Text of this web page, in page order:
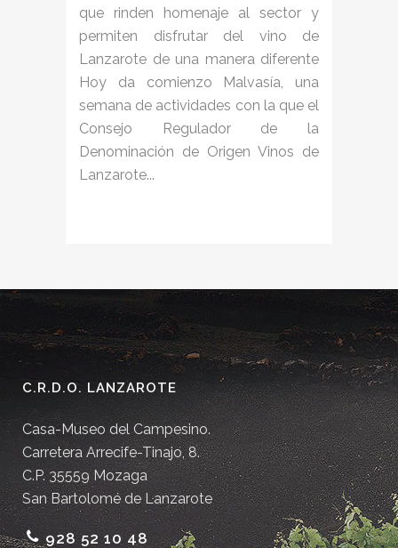
que rinden homenaje al sector y
permiten disfrutar del vino de
Lanzarote de una manera diferente
Hoy da comienzo Malvasía, una
semana de actividades con la que el
Consejo Regulador de la
Denominación de Origen Vinos de
Lanzarote...
C.R.D.O. LANZAROTE
Casa-Museo del Campesino.
Carretera Arrecife-Tinajo, 8.
C.P. 35559 Mozaga
San Bartolomé de Lanzarote
928 52 10 48